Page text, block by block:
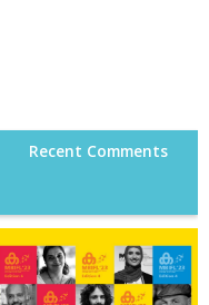
Recent Comments